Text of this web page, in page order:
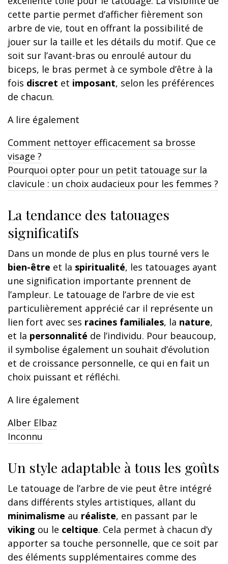
cette partie permet d’afficher fièrement son
arbre de vie, tout en offrant la possibilité de
jouer sur la taille et les détails du motif. Que ce
soit sur l’avant-bras ou enroulé autour du
biceps, le bras permet à ce symbole d’être à la
fois discret et imposant, selon les préférences
de chacun.
A lire également
Comment nettoyer efficacement sa brosse
visage ?
Pourquoi opter pour un petit tatouage sur la
clavicule : un choix audacieux pour les femmes ?
La tendance des tatouages
significatifs
Dans un monde de plus en plus tourné vers le
bien-être et la spiritualité, les tatouages ayant
une signification importante prennent de
l’ampleur. Le tatouage de l’arbre de vie est
particulièrement apprécié car il représente un
lien fort avec ses racines familiales, la nature,
et la personnalité de l’individu. Pour beaucoup,
il symbolise également un souhait d’évolution
et de croissance personnelle, ce qui en fait un
choix puissant et réfléchi.
A lire également
Alber Elbaz
Inconnu
Un style adaptable à tous les goûts
Le tatouage de l’arbre de vie peut être intégré
dans différents styles artistiques, allant du
minimalisme au réaliste, en passant par le
viking ou le celtique. Cela permet à chacun d’y
apporter sa touche personnelle, que ce soit par
des éléments supplémentaires comme des